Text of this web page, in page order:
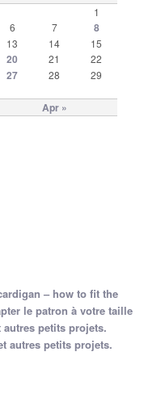
Apr »
1
6 7 8
13 14
15
20 21
22
27 28
29
– how to fit the
le patron à votre taille
petits projets.
autres petits projets.